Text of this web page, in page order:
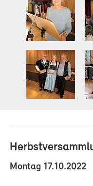
Montag 17.10.2022